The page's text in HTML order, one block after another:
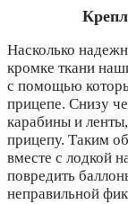
Насколько
кромке ткани
с помощью
прицепе. Снизу
карабины и
прицепу. Таким
вместе с лодкой
повредить
неправильной